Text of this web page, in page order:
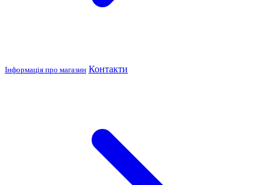
Інформація про магазин Контакти